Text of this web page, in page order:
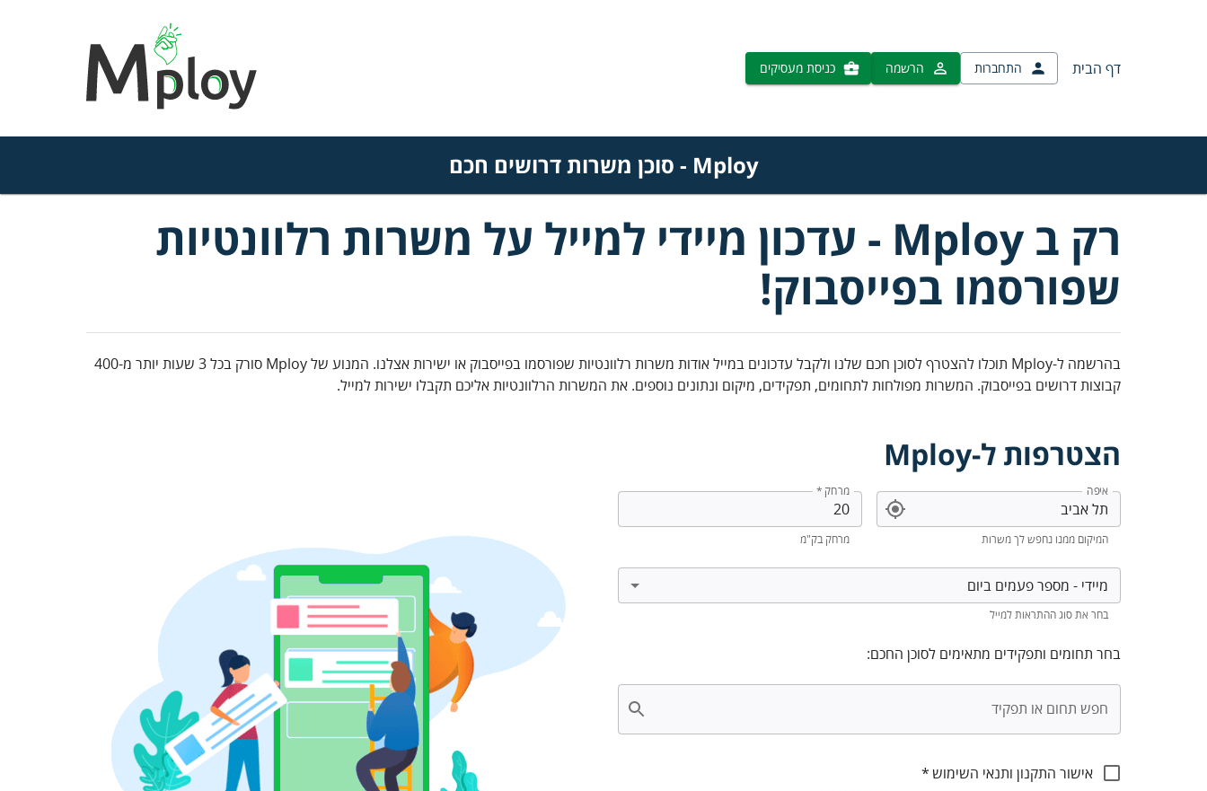
דף הבית התחברות הרשמה כניסת מעסיקים
Mploy - סוכן משרות דרושים חכם
רק ב Mploy - עדכון מיידי למייל על משרות רלוונטיות
שפורסמו בפייסבוק!
בהרשמה ל-Mploy תוכלו להצטרף לסוכן חכם שלנו ולקבל עדכונים במייל אודות משרות רלוונטיות שפורסמו בפייסבוק או ישירות אצלנו.
המנוע של Mploy סורק בכל 3 שעות יותר מ-400
קבוצות דרושים בפייסבוק. המשרות מפולחות לתחומים, תפקידים, מיקום ונתונים נוספים. את המשרות הרלוונטיות אליכם תקבלו ישירות למייל.
הצטרפות ל-Mploy
איפה
המיקום ממנו נחפש לך משרות
מרחק *
מרחק בק"מ
בחר את סוג ההתראות למייל
בחר תחומים ותפקידים מתאימים לסוכן החכם:
חפש תחום או תפקיד
אישור התקנון ותנאי השימוש*